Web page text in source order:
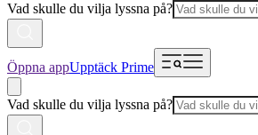
Vad skulle du vilja lyssna på?
Öppna appUpptäck Prime
Vad skulle du vilja lyssna på?